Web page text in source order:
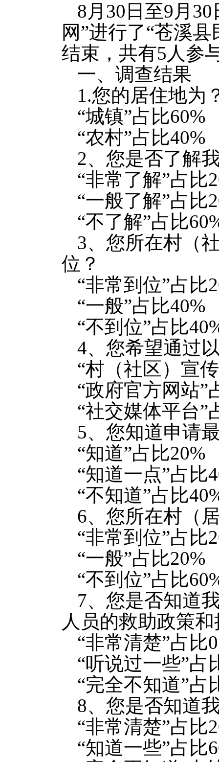
8月30日至9月
网”进行了“苍溪
结束，共有5人参
一、调查结果
1.您的居住地为
“城镇”占比60%
“农村”占比40%
2、您是否了解
“非常了解”占比
“一般了解”占比
“不了解”占比
3、您所在村（
位？
“非常到位”占比
“一般”占比40%
“不到位”占比
4、您希望通过
“村（社区）宣
“政府官方网站”
“社交媒体平台”
5、您知道申请
“知道”占比20%
“知道一点”占比
“不知道”占比
6、您所在村（
“非常到位”占比
“一般”占比20%
“不到位”占比
7、您是否知道
人员的救助政策
“非常清楚”占比0
“听说过一些”占
“完全不知道”占
8、您是否知道
“非常清楚”占比
“知道一些”占比